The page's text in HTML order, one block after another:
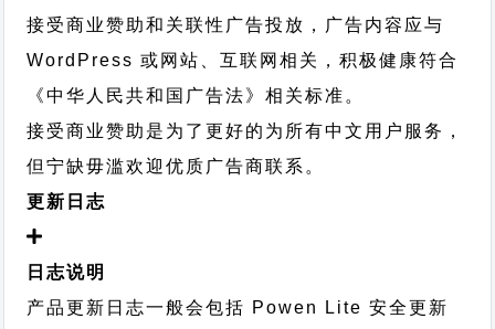
接受商业赞助和关联性广告投放，广告内容应与
WordPress 或网站、互联网相关，积极健康符合
《中华人民共和国广告法》相关标准。
接受商业赞助是为了更好的为所有中文用户服务，
但宁缺毋滥欢迎优质广告商联系。
更新日志
日志说明
产品更新日志一般会包括 Powen Lite 安全更新